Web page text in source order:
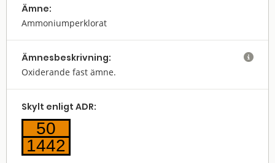
Ämne:
Ammoniumperklorat
Ämnes­beskrivning:
Oxiderande fast ämne.

Skylt enligt ADR:
50
1442